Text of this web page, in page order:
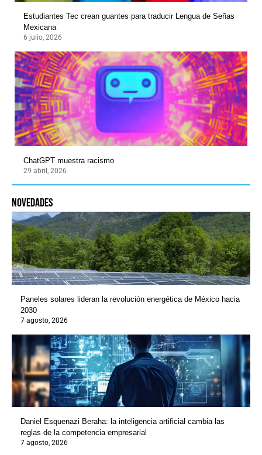
Estudiantes Tec crean guantes para traducir Lengua de Señas
Mexicana
6 julio, 2026
ChatGPT muestra racismo
29 abril, 2026
novedades
Paneles solares lideran la revolución energética de México hacia
2030
7 agosto, 2026
Daniel Esquenazi Beraha: la inteligencia artificial cambia las
reglas de la competencia empresarial
7 agosto, 2026